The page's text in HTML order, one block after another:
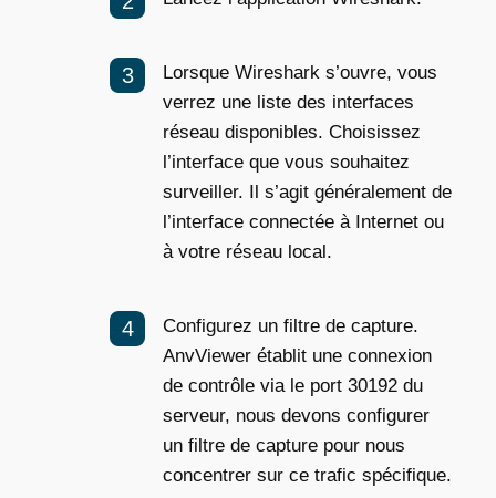
Lorsque Wireshark s’ouvre, vous
verrez une liste des interfaces
réseau disponibles. Choisissez
l’interface que vous souhaitez
surveiller. Il s’agit généralement de
l’interface connectée à Internet ou
à votre réseau local.
Configurez un filtre de capture.
AnvViewer établit une connexion
de contrôle via le port 30192 du
serveur, nous devons configurer
un filtre de capture pour nous
concentrer sur ce trafic spécifique.